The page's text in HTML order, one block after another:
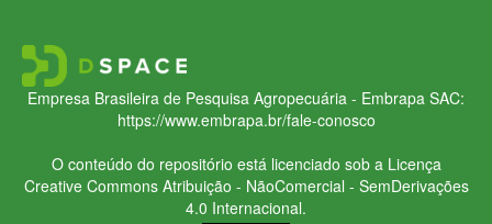
Empresa Brasileira de Pesquisa Agropecuária - Embrapa SAC:
https://www.embrapa.br/fale-conosco
O conteúdo do repositório está licenciado sob a Licença
Creative CommonsAtribuição - NãoComercial - SemDerivações
4.0 Internacional.